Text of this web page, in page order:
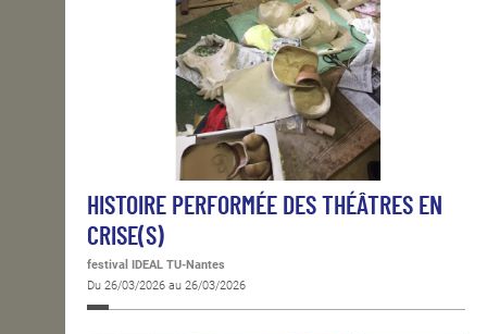
HISTOIRE PERFORMÉE DES THÉÂTRES EN
CRISE(S)
festival IDEAL TU-Nantes
Du 26/03/2026 au 26/03/2026